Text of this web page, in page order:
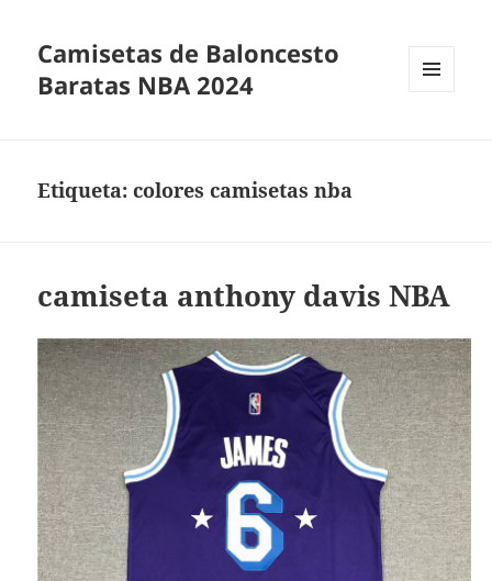
Camisetas de Baloncesto
Baratas NBA 2024
Etiqueta:colores camisetas nba
camiseta anthony davis NBA